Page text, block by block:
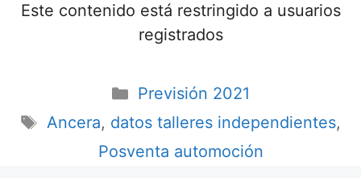
Este contenido está restringido a usuarios
registrados
Previsión 2021
Ancera, datos talleres independientes,
Posventa automoción